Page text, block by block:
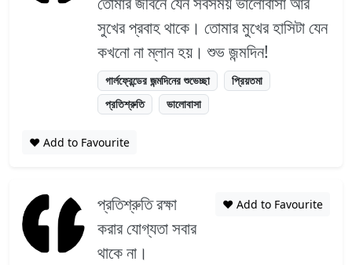
সুখের প্রবাহ থাকে। তোমার মুখের হাসিটা যেন
কখনো না ম্লান হয়। শুভ জন্মদিন!
গার্লফ্রেন্ডের জন্মদিনের শুভেচ্ছা
প্রিয়তমা
প্রতিশ্রুতি
ভালোবাসা
❤️ Add to Favourite
প্রতিশ্রুতি রক্ষা
করার যোগ্যতা সবার
থাকে না।
❤️ Add to Favourite